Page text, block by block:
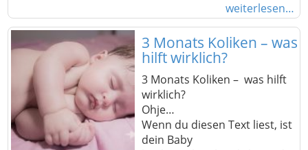
weiterlesen…
3 Monats Koliken – was
hilft wirklich?
3 Monats Koliken – was hilft
wirklich?
Ohje…
Wenn du diesen Text liest, ist
dein Baby